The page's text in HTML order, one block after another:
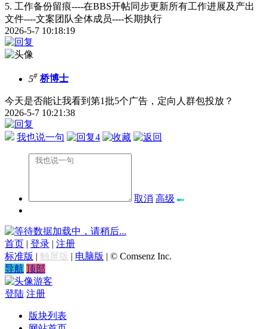
5. 工作备份留痕----在BBS开帖同步更新所有工作进展及产出
文件----文案团队全体成员----长期执行
2026-5-7 10:18:19
5# 桥博士
今天是否能让我看到第1批5个广告，定向人群包投放？
2026-5-7 10:21:38
我也说一句 4
取消 高级
数据加载中，请稍后...
首页 | 登录 | 注册
标准版 | 触屏版 | 电脑版 | © Comsenz Inc.
导航 顶部
游客
登陆 注册
版块列表